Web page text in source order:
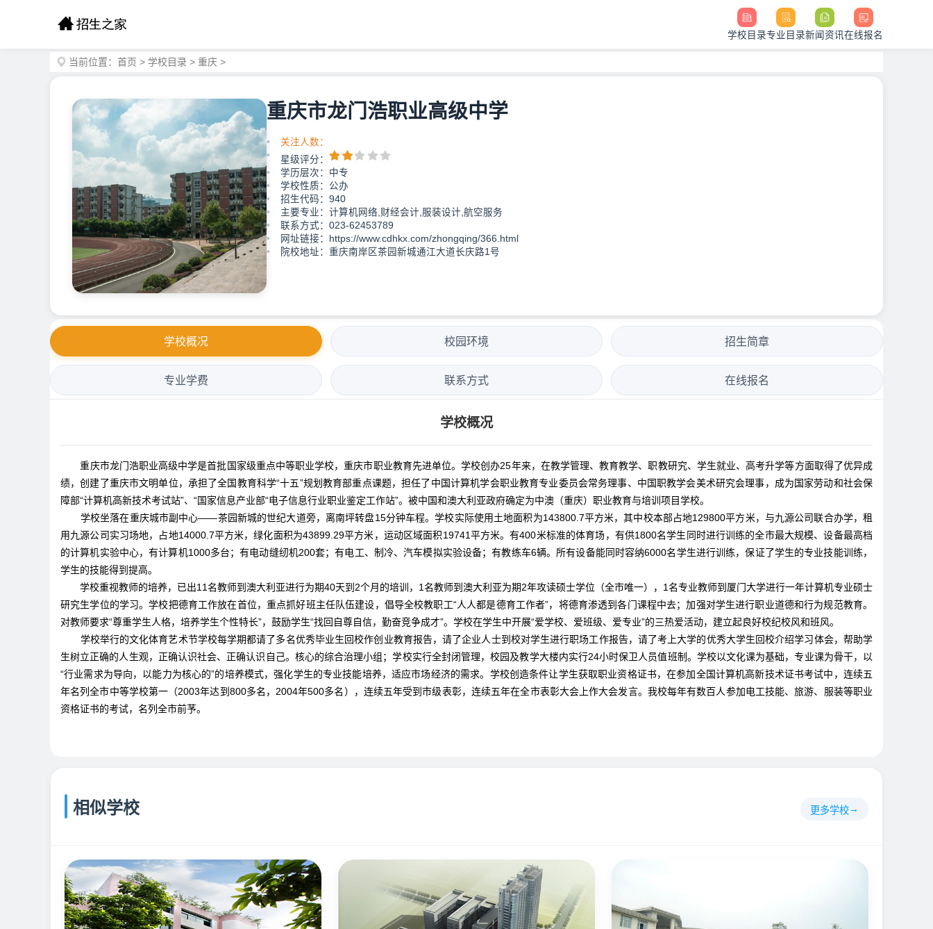
学校目录专业目录新闻资讯在线报名
当前位置： 首页 > 学校目录 > 重庆 >
重庆市龙门浩职业高级中学
关注人数：
星级评分：
学历层次：中专
学校性质：公办
招生代码：940
主要专业：计算机网络,财经会计,服装设计,航空服务
联系方式：023-62453789
网址链接：https://www.cdhkx.com/zhongqing/366.html
院校地址：重庆南岸区茶园新城通江大道长庆路1号
学校概况 校园环境 招生简章
专业学费 联系方式 在线报名
学校概况
重庆市龙门浩职业高级中学是首批国家级重点中等职业学校，重庆市职业教育先进单位。学校创办25年来，在教学管理、教育教学、职教研究、学生就业、高考升学等方面取得了优异成
绩，创建了重庆市文明单位，承担了全国教育科学“十五”规划教育部重点课题，担任了中国计算机学会职业教育专业委员会常务理事、中国职教学会美术研究会理事，成为国家劳动和社会保
障部“计算机高新技术考试站”、“国家信息产业部“电子信息行业职业鉴定工作站”。被中国和澳大利亚政府确定为中澳（重庆）职业教育与培训项目学校。
学校坐落在重庆城市副中心——茶园新城的世纪大道旁，离南坪转盘15分钟车程。学校实际使用土地面积为143800.7平方米，其中校本部占地129800平方米，与九源公司联合办学，租
用九源公司实习场地，占地14000.7平方米，绿化面积为43899.29平方米，运动区域面积19741平方米。有400米标准的体育场，有供1800名学生同时进行训练的全市最大规模、设备最高档
的计算机实验中心，有计算机1000多台；有电动缝纫机200套；有电工、制冷、汽车模拟实验设备；有教练车6辆。所有设备能同时容纳6000名学生进行训练，保证了学生的专业技能训练，
学生的技能得到提高。
学校重视教师的培养，已出11名教师到澳大利亚进行为期40天到2个月的培训，1名教师到澳大利亚为期2年攻读硕士学位（全市唯一），1名专业教师到厦门大学进行一年计算机专业硕士
研究生学位的学习。学校把德育工作放在首位，重点抓好班主任队伍建设，倡导全校教职工“人人都是德育工作者”，将德育渗透到各门课程中去；加强对学生进行职业道德和行为规范教育。
对教师要求“尊重学生人格，培养学生个性特长”，鼓励学生“找回自尊自信，勤奋竞争成才”。学校在学生中开展“爱学校、爱班级、爱专业”的三热爱活动，建立起良好校纪校风和班风。
学校举行的文化体育艺术节学校每学期都请了多名优秀毕业生回校作创业教育报告，请了企业人士到校对学生进行职场工作报告，请了考上大学的优秀大学生回校介绍学习体会，帮助学
生树立正确的人生观，正确认识社会、正确认识自己。核心的综合治理小组；学校实行全封闭管理，校园及教学大楼内实行24小时保卫人员值班制。学校以文化课为基础，专业课为骨干，以
“行业需求为导向，以能力为核心的”的培养模式，强化学生的专业技能培养，适应市场经济的需求。学校创造条件让学生获取职业资格证书，在参加全国计算机高新技术证书考试中，连续五
年名列全市中等学校第一（2003年达到800多名，2004年500多名），连续五年受到市级表彰，连续五年在全市表彰大会上作大会发言。我校每年有数百人参加电工技能、旅游、服装等职业
资格证书的考试，名列全市前芧。
相似学校 更多学校